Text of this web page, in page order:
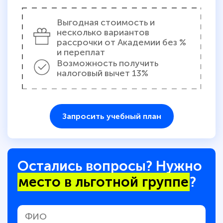
Выгодная стоимость и
несколько вариантов
рассрочки от Академии без %
и переплат
Возможность получить
налоговый вычет 13%
Запросить учебный план
Остались вопросы? Нужно
место в льготной группе?